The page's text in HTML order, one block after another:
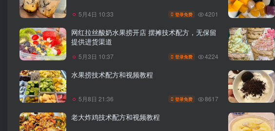
5月4日 10:33 登录免费 4201
网红拉丝酸奶水果捞开店 摆摊技术配方，无保留
提供进货渠道
5月3日 10:37 登录免费 4224
水果捞技术配方和视频教程
5月8日 21:36 登录免费 8617
老大炸鸡技术配方和视频教程